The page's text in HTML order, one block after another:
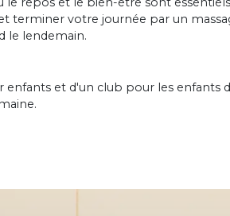
terminer votre journée par un
le lendemain.
et d'un club pour les enfants